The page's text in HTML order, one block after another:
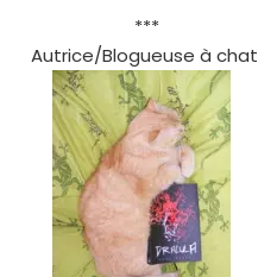
***
Autrice/Blogueuse à chat